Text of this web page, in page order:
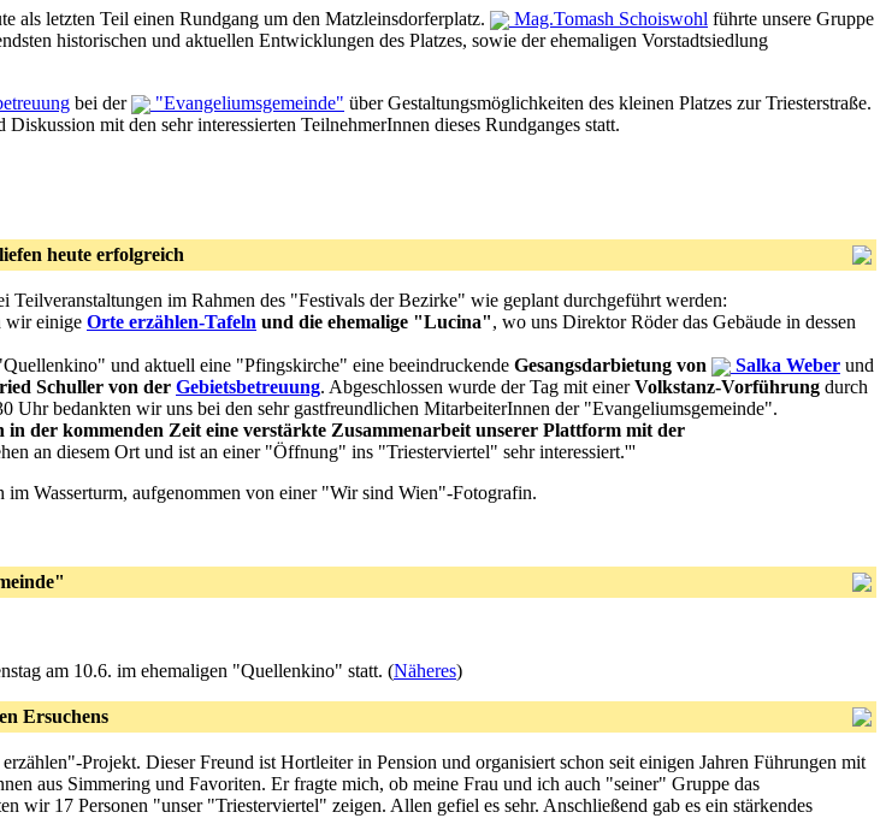
als letzten Teil einen Rundgang um den Matzleinsdorferplatz. Mag.Tomash Schoiswohl führte unsere Gruppe
historischen und aktuellen Entwicklungen des Platzes, sowie der ehemaligen Vorstadtsiedlung
bei der "Evangeliumsgemeinde" über Gestaltungsmöglichkeiten des kleinen Platzes zur Triesterstraße.
mit den sehr interessierten TeilnehmerInnen dieses Rundganges statt.
heute erfolgreich
Teilveranstaltungen im Rahmen des "Festivals der Bezirke" wie geplant durchgeführt werden:
wir einige Orte erzählen-Tafeln und die ehemalige "Lucina", wo uns Direktor Röder das Gebäude in dessen
und aktuell eine "Pfingskirche" eine beeindruckende Gesangsdarbietung von Salka Weber und
Schuller von der Gebietsbetreuung. Abgeschlossen wurde der Tag mit einerVolkstanz-Vorführung durch
bedankten wir uns bei den sehr gastfreundlichen MitarbeiterInnen der "Evangeliumsgemeinde".
der kommenden Zeit eine verstärkte Zusammenarbeit unserer Plattform mit der
an diesem Ort und ist an einer "Öffnung" ins "Triesterviertel" sehr interessiert.'''
im Wasserturm, aufgenommen von einer "Wir sind Wien"-Fotografin.
am 10.6. im ehemaligen "Quellenkino" statt. (Näheres)
Ersuchens
Projekt. Dieser Freund ist Hortleiter in Pension und organisiert schon seit einigen Jahren Führungen mit
aus Simmering und Favoriten. Er fragte mich, ob meine Frau und ich auch "seiner" Gruppe das
wir 17 Personen "unser "Triesterviertel" zeigen. Allen gefiel es sehr. Anschließend gab es ein stärkendes